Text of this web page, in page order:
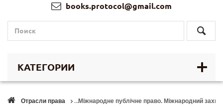
books.protocol@gmail.com
КАТЕГОРИИ
Отрасли права Міжнародне публічне право. Міжнародний